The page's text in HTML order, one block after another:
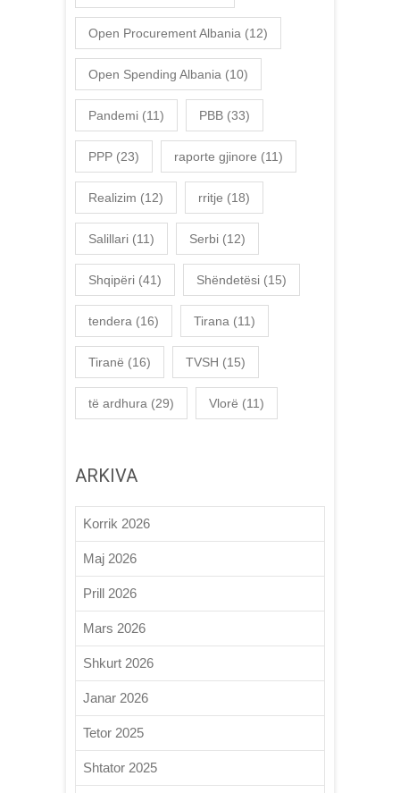
Open Procurement Albania (12)
Open Spending Albania (10)
Pandemi (11) PBB (33)
PPP (23) raporte gjinore (11)
Realizim (12) rritje (18)
Salillari (11) Serbi (12)
Shqipëri (41) Shëndetësi (15)
tendera (16) Tirana (11)
Tiranë (16) TVSH (15)
të ardhura (29) Vlorë (11)
ARKIVA
Korrik 2026
Maj 2026
Prill 2026
Mars 2026
Shkurt 2026
Janar 2026
Tetor 2025
Shtator 2025